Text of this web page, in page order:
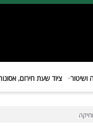
ציוד שעת חירום, אסונות,